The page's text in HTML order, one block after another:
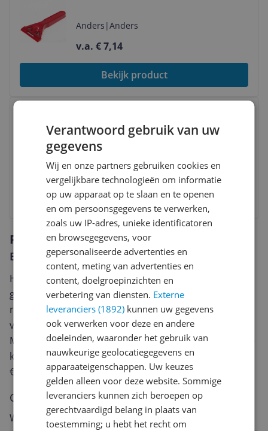
Anders |Anders
v.a. € 7,14
Bekijk product
Anders
v.a. € 25,99 -9%
Bekijk product
Bekijk product
Reviews
Er zijn nog geen reviews geschreven
Heb jij dit product in bezit en wil je graag je mening
geven? Start dan hieronder met het schrijven van je
review. Afhankelijk van de details duurt het schrijven
van een review gemiddeld tussen de 3 en 10 minuten.
Met jouw mening help je andere bezoekers een betere
keuze te maken én maak je iedere maand kans op
€250,-!
Klik hier voor de actievoorwaarden.
Cijfer
Welk cijfer geef jij dit product?
Verantwoord gebruik van uw
gegevens
Wij en onze partners gebruiken cookies en
vergelijkbare technologieën om informatie
op uw apparaat op te slaan en te openen
en om persoonsgegevens te verwerken,
zoals uw IP-adres, unieke identificatoren
en browsegegevens, voor
gepersonaliseerde advertenties en
content, meting van advertenties en
content, doelgroepinzichten en
verbetering van diensten. Externe
leveranciers (1892) kunnen uw gegevens
ook verwerken voor deze en andere
doeleinden, waaronder het gebruik van
nauwkeurige geolocatiegegevens en
apparaateigenschappen. Uw keuzes
gelden alleen voor deze website. Sommige
leveranciers kunnen zich beroepen op
gerechtvaardigd belang in plaats van
toestemming; u hebt het recht om